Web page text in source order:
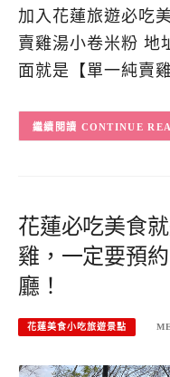
加入花蓮旅遊必吃
賣雞湯小卷米粉 地
面就是【單一純賣
CONTINUE
花蓮必吃美食
雞，一定要預
廳！
花蓮美食小吃旅遊景點